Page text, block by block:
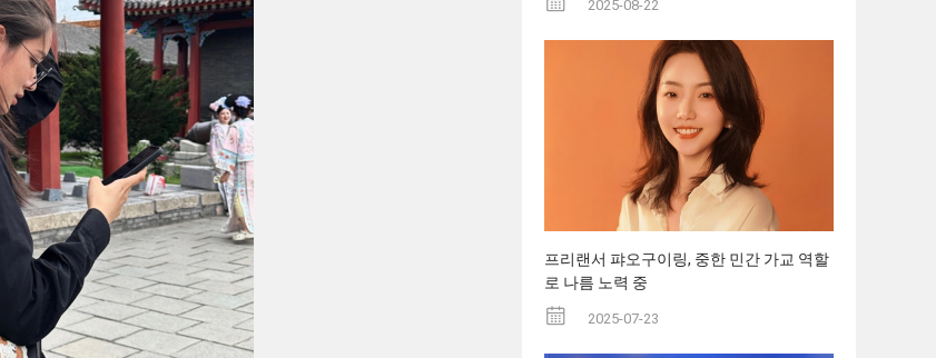
2025-08-22
프리랜서 퍄오구이링, 중한 민간 가교 역할
로 나름 노력 중
2025-07-23